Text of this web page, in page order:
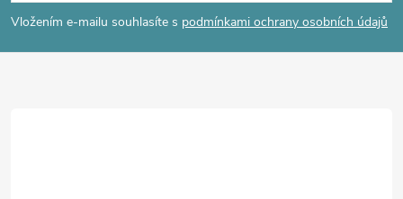
pVložením e-mailu souhlasíte s podmínkami ochrany osobních údajů